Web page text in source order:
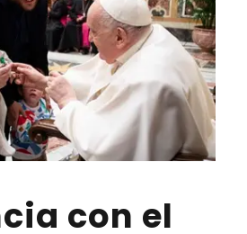
con el